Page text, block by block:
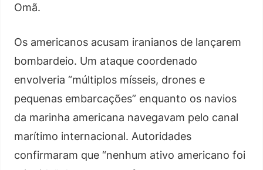
Omã.
Os americanos acusam iranianos de lançarem
bombardeio. Um ataque coordenado
envolveria “múltiplos mísseis, drones e
pequenas embarcações” enquanto os navios
da marinha americana navegavam pelo canal
marítimo internacional. Autoridades
confirmaram que “nenhum ativo americano foi